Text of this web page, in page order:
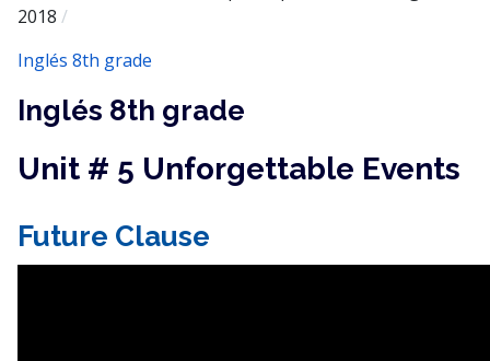
2018
Inglés 8th grade
Inglés 8th grade
Unit # 5 Unforgettable Events
Future Clause